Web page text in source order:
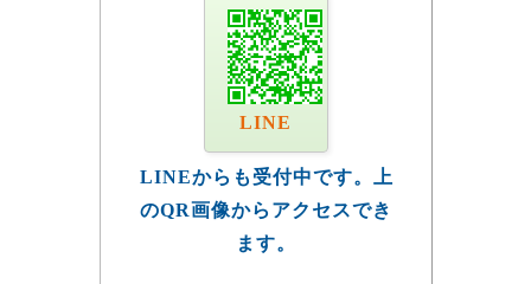
LINE
LINEからも受付中です。上
のQR画像からアクセスでき
ます。